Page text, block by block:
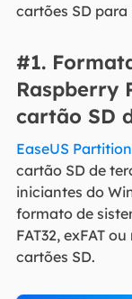
cartões SD para
#1.
Raspberry
cartão SD
EaseUS
cartão SD de
iniciantes do
formato de
FAT32, exFAT
cartões SD.